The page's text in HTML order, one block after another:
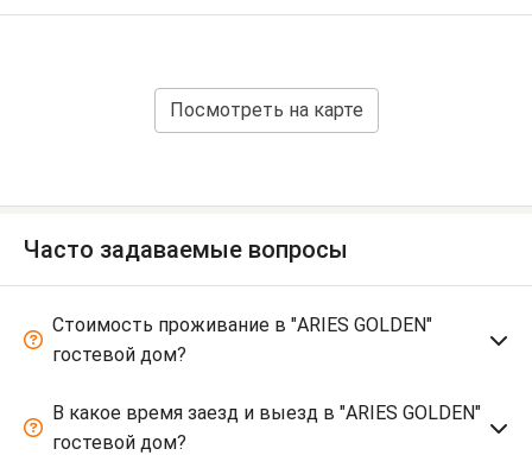
Посмотреть на карте
Часто задаваемые вопросы
Стоимость проживание в "ARIES GOLDEN"
гостевой дом?
В какое время заезд и выезд в "ARIES GOLDEN"
гостевой дом?